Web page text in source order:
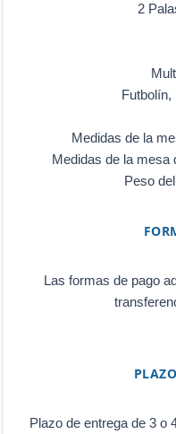
2
Futbolín,
Medidas de la
Medidas de la mesa
Peso
Las formas de pago
Plazo de entrega de 3 o